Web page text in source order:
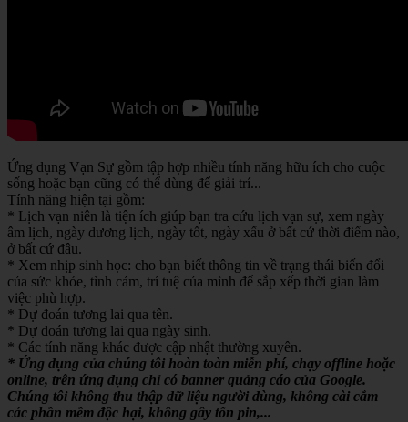
Ứng dụng Vạn Sự gồm tập hợp nhiều tính năng hữu ích cho cuộc
sống hoặc bạn cũng có thể dùng để giải trí...
Tính năng hiện tại gồm:
* Lịch vạn niên là tiện ích giúp bạn tra cứu lịch vạn sự, xem ngày
âm lịch, ngày dương lịch, ngày tốt, ngày xấu ở bất cứ thời điểm nào,
ở bất cứ đâu.
* Xem nhịp sinh học: cho bạn biết thông tin về trạng thái biến đổi
của sức khỏe, tình cảm, trí tuệ của mình để sắp xếp thời gian làm
việc phù hợp.
* Dự đoán tương lai qua tên.
* Dự đoán tương lai qua ngày sinh.
* Các tính năng khác được cập nhật thường xuyên.
* Ứng dụng của chúng tôi hoàn toàn miễn phí, chạy offline hoặc
online, trên ứng dụng chỉ có banner quảng cáo của Google.
Chúng tôi không thu thập dữ liệu người dùng, không cài cắm
các phần mềm độc hại, không gây tốn pin,...